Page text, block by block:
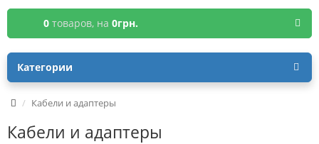
0 товаров, на 0грн.
Категории
Кабели и адаптеры
Кабели и адаптеры